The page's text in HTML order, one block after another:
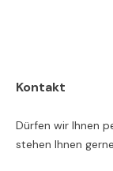
Kontakt
Dürfen wir Ihnen
stehen Ihnen